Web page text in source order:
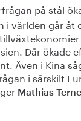
på stål
i världen går åt
Där ökade
Även i Kina
i särskilt
Mathias